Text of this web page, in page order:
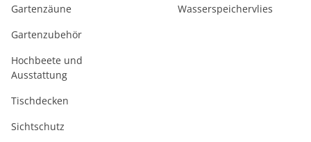
Gartenzäune
Gartenzubehör
Hochbeete und
Ausstattung
Tischdecken
Sichtschutz
Wasserspeichervlies